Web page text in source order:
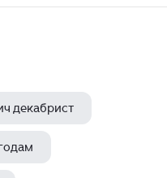
декабрист